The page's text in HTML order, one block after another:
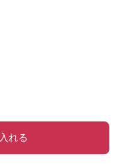
れる